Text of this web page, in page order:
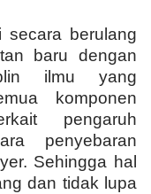
secara berulang
baru dengan
ilmu yang
komponen
pengaruh
penyebaran
Sehingga hal
dan tidak lupa